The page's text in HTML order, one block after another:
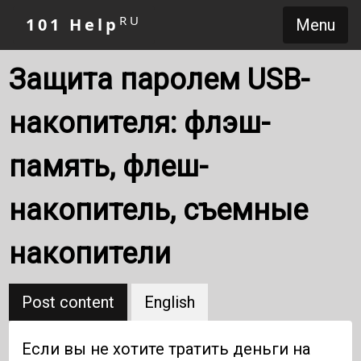
Menu
101 Help RU
Защита паролем USB-
накопителя: флэш-
память, флеш-
накопитель, съемные
накопители
Post content English
Если вы не хотите тратить деньги на